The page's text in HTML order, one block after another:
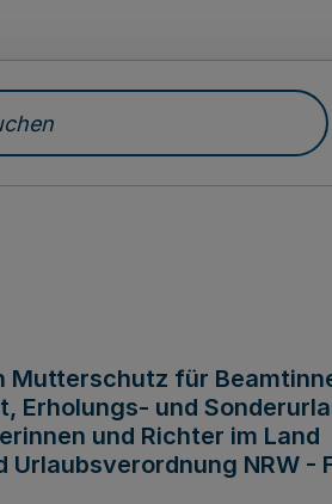
Mutterschutz für
Erholungs- und
und Richter im Land
NRW -